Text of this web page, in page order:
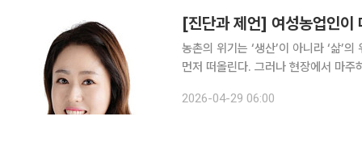
[진단과 제언] 여성농업인이
농촌의 위기는 ‘생산’이 아니라 ‘삶’의 위기 농촌의 위기를 이야기할 때 우리는 흔히 생산
먼저 떠올린다. 그러나 현장에서 마
문제가 아니다. 고령화와 인구 감소
2026-04-29 06:00